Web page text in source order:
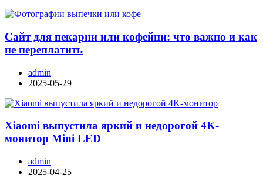
Сайт для пекарни или кофейни: что важно и как
не переплатить
admin
2025-05-29
Xiaomi выпустила яркий и недорогой 4K-
монитор Mini LED
admin
2025-04-25